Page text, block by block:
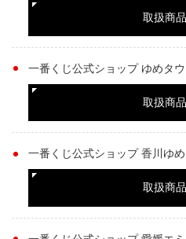
取扱商
一番くじ公式ショップ ゆめタ
取扱商
一番くじ公式ショップ 香川ゆ
取扱商